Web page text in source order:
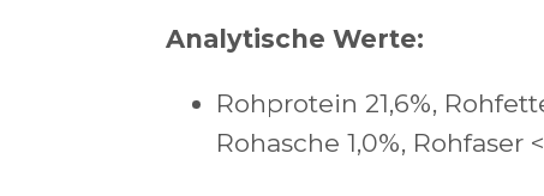
Analytische Werte:
Rohprotein 21,6%,
Rohasche 1,0%, Rohfaser